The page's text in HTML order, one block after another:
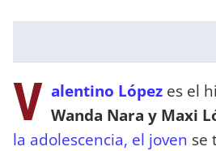
V alentino López es el
Wanda Nara y Maxi
la adolescencia, el joven se